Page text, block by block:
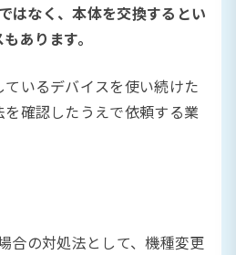
はなく、本体を交換するとい
あります。
いるデバイスを使い続けた
確認したうえで依頼する業
合の対処法として、機種変更